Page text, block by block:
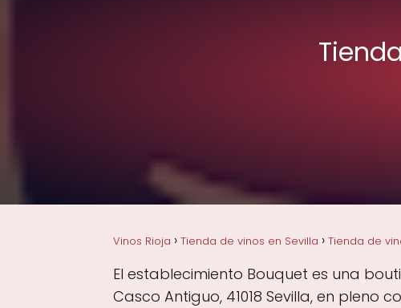
Vinos Rioja Tienda de vinos en Sevilla Tienda de
El establecimiento Bouquet es una
Casco Antiguo, 41018 Sevilla, en pleno